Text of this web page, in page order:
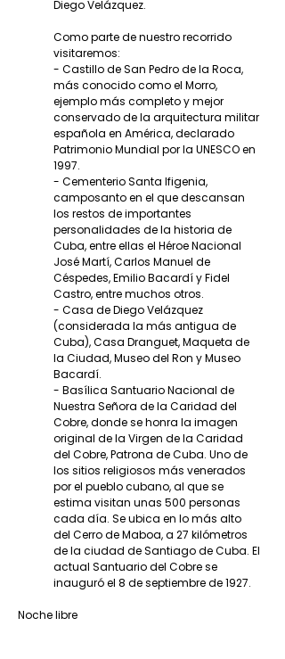
Diego Velázquez.
Como parte de nuestro recorrido
visitaremos:
- Castillo de San Pedro de la Roca,
más conocido como el Morro,
ejemplo más completo y mejor
conservado de la arquitectura militar
española en América, declarado
Patrimonio Mundial por la UNESCO en
1997.
- Cementerio Santa Ifigenia,
camposanto en el que descansan
los restos de importantes
personalidades de la historia de
Cuba, entre ellas el Héroe Nacional
José Martí, Carlos Manuel de
Céspedes, Emilio Bacardí y Fidel
Castro, entre muchos otros.
- Casa de Diego Velázquez
(considerada la más antigua de
Cuba), Casa Dranguet, Maqueta de
la Ciudad, Museo del Ron y Museo
Bacardí.
- Basílica Santuario Nacional de
Nuestra Señora de la Caridad del
Cobre, donde se honra la imagen
original de la Virgen de la Caridad
del Cobre, Patrona de Cuba. Uno de
los sitios religiosos más venerados
por el pueblo cubano, al que se
estima visitan unas 500 personas
cada día. Se ubica en lo más alto
del Cerro de Maboa, a 27 kilómetros
de la ciudad de Santiago de Cuba. El
actual Santuario del Cobre se
inauguró el 8 de septiembre de 1927.
Noche libre